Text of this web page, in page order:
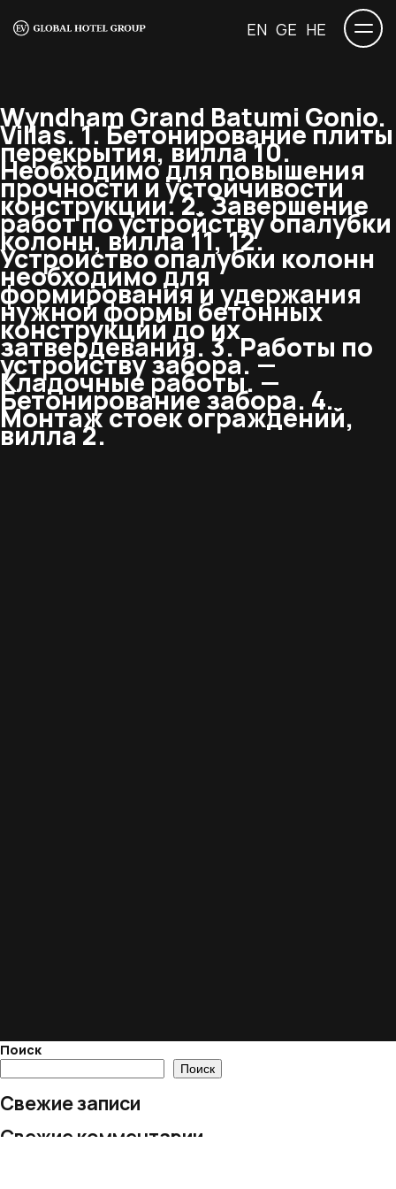
EN GE HE
Wyndham Grand Batumi Gonio.
Villas.1. Бетонирование плиты
перекрытия, вилла 10.
Необходимо для повышения
прочности и устойчивости
конструкции. 2. Завершение
работ по устройству опалубки
колонн, вилла 11, 12.
Устройство опалубки колонн
необходимо для
формирования и удержания
нужной формы бетонных
конструкций до их
затвердевания. 3. Работы по
устройству забора. —
Кладочные работы. —
Бетонирование забора. 4.
Монтаж стоек ограждений,
вилла 2.
Поиск
Поиск
Свежие записи
Свежие комментарии